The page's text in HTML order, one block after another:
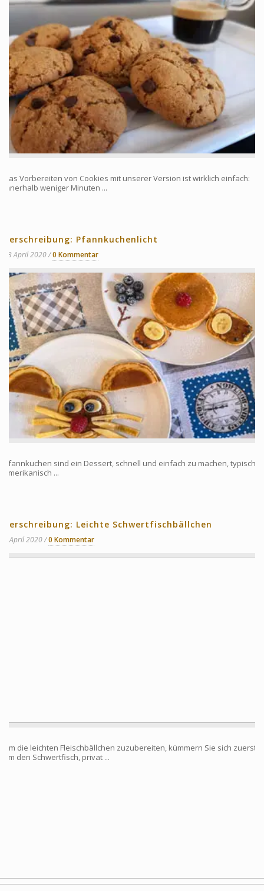
Das Vorbereiten von Cookies mit unserer Version ist wirklich einfach:
innerhalb weniger Minuten ...
Verschreibung: Pfannkuchenlicht
13 April 2020 0 Kommentar
Pfannkuchen sind ein Dessert, schnell und einfach zu machen, typisch
amerikanisch ...
Verschreibung: Leichte Schwertfischbällchen
8 April 2020 0 Kommentar
Um die leichten Fleischbällchen zuzubereiten, kümmern Sie sich zuerst
um den Schwertfisch, privat ...